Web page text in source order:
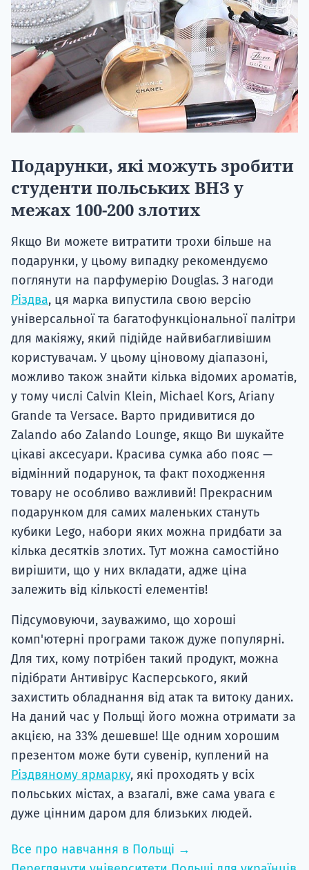
Подарунки, які можуть зробити
студенти польських ВНЗ у
межах 100-200 злотих
Якщо Ви можете витратити трохи більше на
подарунки, у цьому випадку рекомендуємо
поглянути на парфумерію Douglas. З нагоди
Різдва, ця марка випустила свою версію
універсальної та багатофункціональної палітри
для макіяжу, який підійде найвибагливішим
користувачам. У цьому ціновому діапазоні,
можливо також знайти кілька відомих ароматів,
у тому числі Calvin Klein, Michael Kors, Ariany
Grande та Versace. Варто придивитися до
Zalando або Zalando Lounge, якщо Ви шукайте
цікаві аксесуари. Красива сумка або пояс —
відмінний подарунок, та факт походження
товару не особливо важливий! Прекрасним
подарунком для самих маленьких стануть
кубики Lego, набори яких можна придбати за
кілька десятків злотих. Тут можна самостійно
вирішити, що у них вкладати, адже ціна
залежить від кількості елементів!
Підсумовуючи, зауважимо, що хороші
комп'ютерні програми також дуже популярні.
Для тих, кому потрібен такий продукт, можна
підібрати Антивірус Касперського, який
захистить обладнання від атак та витоку даних.
На даний час у Польщі його можна отримати за
акцією, на 33% дешевше! Ще одним хорошим
презентом може бути сувенір, куплений на
Різдвяному ярмарку, які проходять у всіх
польських містах, а взагалі, вже сама увага є
дуже цінним даром для близьких людей.
Все про навчання в Польщі →